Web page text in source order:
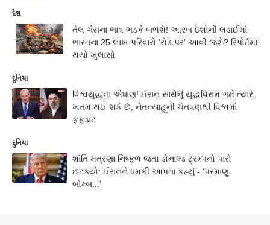
દેશ
તેલ ગેસના ભાવ ભડકે બળશે! આરબ દેશોની લડાઈમાં
ભારતના 25 લાખ પરિવારો 'રોડ પર' આવી જશે? રિપોર્ટમાં
થયો ખુલાસો
દુનિયા
વિશ્વયુદ્ધના એંધાણ! ઈરાન સાથેનું યુદ્ધવિરામ ગમે ત્યારે
ખતમ થઈ શકે છે, નેતન્યાહૂની ચેતવણથી વિશ્વમાં
ફફડાટ
દુનિયા
શાંતિ મંત્રણા નિષ્ફળ જતા ડોનાલ્ડ ટ્રમ્પનો પારો
છટક્યો: ઈરાનને ધમકી આપતા કહ્યું - ‘પરમાણુ
બોમ્બ...’